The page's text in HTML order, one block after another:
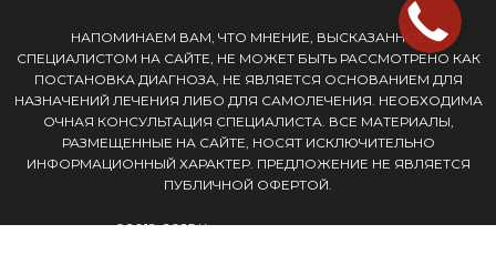
НАПОМИНАЕМ ВАМ, ЧТО МНЕНИЕ, ВЫСКАЗАННОЕ
СПЕЦИАЛИСТОМ НА САЙТЕ, НЕ МОЖЕТ БЫТЬ РАССМОТРЕНО КАК
ПОСТАНОВКА ДИАГНОЗА, НЕ ЯВЛЯЕТСЯ ОСНОВАНИЕМ ДЛЯ
НАЗНАЧЕНИЙ ЛЕЧЕНИЯ ЛИБО ДЛЯ САМОЛЕЧЕНИЯ. НЕОБХОДИМА
ОЧНАЯ КОНСУЛЬТАЦИЯ СПЕЦИАЛИСТА. ВСЕ МАТЕРИАЛЫ,
РАЗМЕЩЕННЫЕ НА САЙТЕ, НОСЯТ ИСКЛЮЧИТЕЛЬНО
ИНФОРМАЦИОННЫЙ ХАРАКТЕР. ПРЕДЛОЖЕНИЕ НЕ ЯВЛЯЕТСЯ
ПУБЛИЧНОЙ ОФЕРТОЙ.
©2018-2025 Копирование запрещено